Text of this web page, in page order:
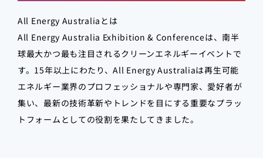
All Energy Australiaとは
All Energy Australia Exhibition & Conferenceは、南半
球最大かつ最も注目されるクリーンエネルギーイベントで
す。15年以上にわたり、All Energy Australiaは再生可能
エネルギー業界のプロフェッショナルや専門家、愛好者が
集い、最新の技術革新やトレンドを目にする重要なプラッ
トフォームとしての役割を果たしてきました。